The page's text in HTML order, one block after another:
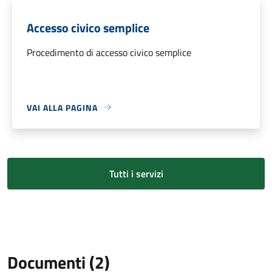
Accesso civico semplice
Procedimento di accesso civico semplice
VAI ALLA PAGINA
Tutti i servizi
Documenti (2)